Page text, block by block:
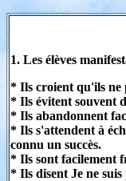
1. Les élèves
* Ils croient qu'ils ne
* Ils évitent souvent
* Ils abandonnent
* Ils s'attendent à
connu un succès.
* Ils sont facilement
* Ils disent Je ne suis